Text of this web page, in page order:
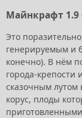
Майнкрафт 1.9
Это
генерируемым и
конечно). В нём
города-крепости
сказочным
корус, плоды